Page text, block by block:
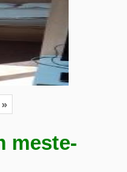
»
meste-